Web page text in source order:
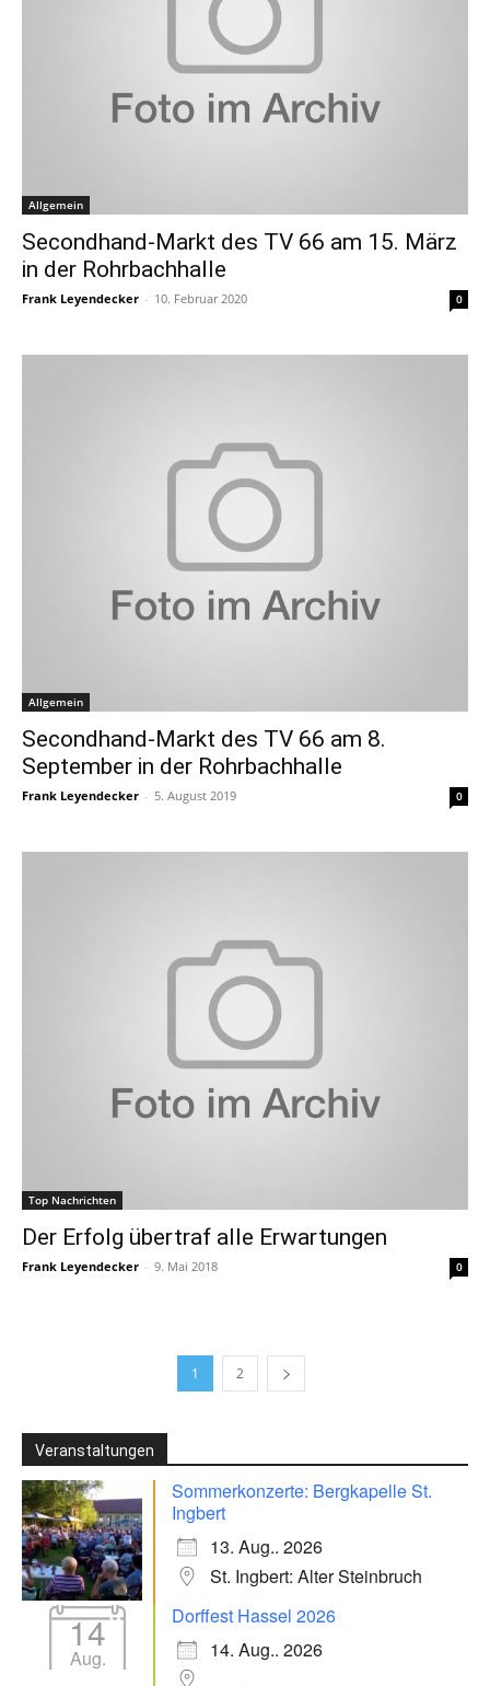
Allgemein
Secondhand-Markt des TV 66 am 15. März
in der Rohrbachhalle
Frank Leyendecker - 10. Februar 2020 0
Allgemein
Secondhand-Markt des TV 66 am 8.
September in der Rohrbachhalle
Frank Leyendecker - 5. August 2019 0
Top Nachrichten
Der Erfolg übertraf alle Erwartungen
Frank Leyendecker - 9. Mai 2018 0
1 2
Veranstaltungen
Sommerkonzerte: Bergkapelle St.
Ingbert
13. Aug.. 2026
St. Ingbert: Alter Steinbruch
14
Aug.
Dorffest Hassel 2026
14. Aug.. 2026